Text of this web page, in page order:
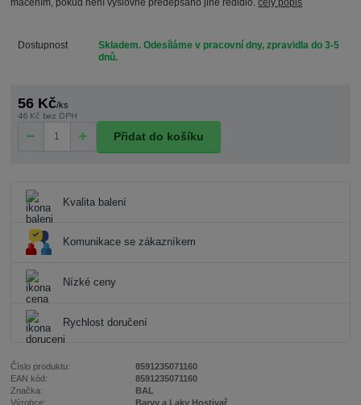
máčením, pokud není výslovně předepsáno jiné ředidlo.celý popis
Dostupnost
Skladem. Odesíláme v pracovní dny, zpravidla do 3-5
dnů.
56 Kč/ks
46 Kč bez DPH
Přidat do košíku
Kvalita balení
Komunikace se zákazníkem
Nízké ceny
Rychlost doručení
Číslo produktu:
8591235071160
EAN kód:
8591235071160
Značka:
BAL
Výrobce:
Barvy a Laky Hostivař